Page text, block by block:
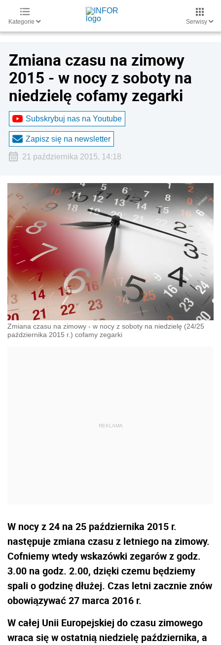
Kategorie Serwisy
Zmiana czasu na zimowy
2015 - w nocy z soboty na
niedzielę cofamy zegarki
Subskrybuj nas na Youtube
Zapisz się na newsletter
21 października 2015, 14:18
Zmiana czasu na zimowy - w nocy z soboty na niedzielę (24/25
października 2015 r.) cofamy zegarki
W nocy z 24 na 25 października 2015 r.
następuje zmiana czasu z letniego na zimowy.
Cofniemy wtedy wskazówki zegarów z godz.
3.00 na godz. 2.00, dzięki czemu będziemy
spali o godzinę dłużej. Czas letni zacznie znów
obowiązywać 27 marca 2016 r.
W całej Unii Europejskiej do czasu zimowego
wraca się w ostatnią niedzielę października, a